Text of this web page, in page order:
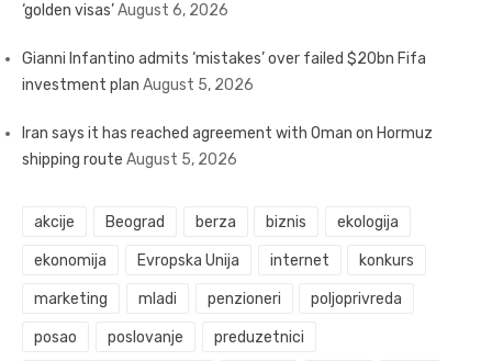
‘golden visas’August 6, 2026
Gianni Infantino admits ‘mistakes’ over failed $20bn Fifa
investment plan August 5, 2026
Iran says it has reached agreement with Oman on Hormuz
shipping route August 5, 2026
akcije Beograd berza biznis ekologija
ekonomija Evropska Unija internet konkurs
marketing mladi penzioneri poljoprivreda
posao poslovanje preduzetnici